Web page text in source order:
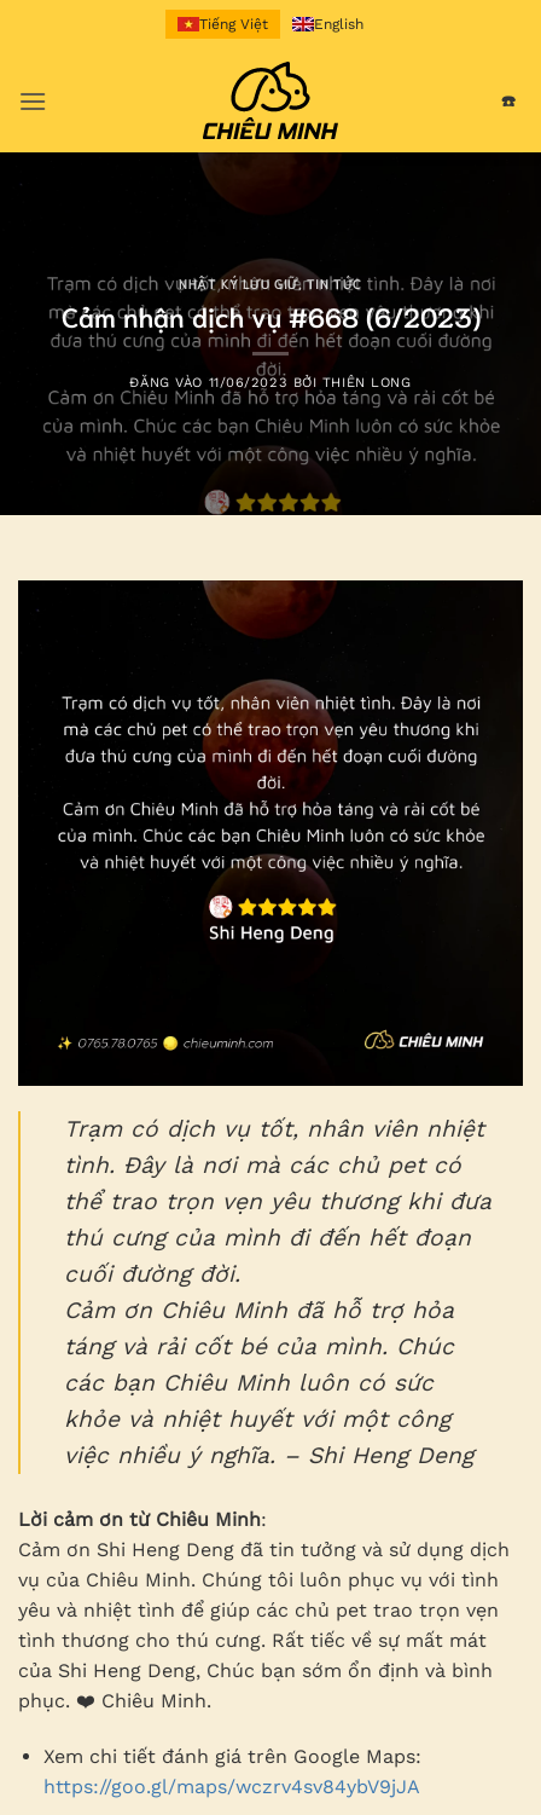
dung
Tiếng Việt English
☎️
NHẬT KÝ LƯU GIỮ,TIN TỨC
Cảm nhận dịch vụ #668 (6/2023)
ĐĂNG VÀO 11/06/2023 BỞI THIÊN LONG
Trạm có dịch vụ tốt, nhân viên nhiệt
tình. Đây là nơi mà các chủ pet có
thể trao trọn vẹn yêu thương khi đưa
thú cưng của mình đi đến hết đoạn
cuối đường đời.
Cảm ơn Chiêu Minh đã hỗ trợ hỏa
táng và rải cốt bé của mình. Chúc
các bạn Chiêu Minh luôn có sức
khỏe và nhiệt huyết với một công
việc nhiều ý nghĩa. – Shi Heng Deng
Lời cảm ơn từ Chiêu Minh:
Cảm ơn Shi Heng Deng đã tin tưởng và sử dụng dịch
vụ của Chiêu Minh. Chúng tôi luôn phục vụ với tình
yêu và nhiệt tình để giúp các chủ pet trao trọn vẹn
tình thương cho thú cưng. Rất tiếc về sự mất mát
của Shi Heng Deng, Chúc bạn sớm ổn định và bình
phục. ❤️ Chiêu Minh.
Xem chi tiết đánh giá trên Google Maps:
https://goo.gl/maps/wczrv4sv84ybV9jJA